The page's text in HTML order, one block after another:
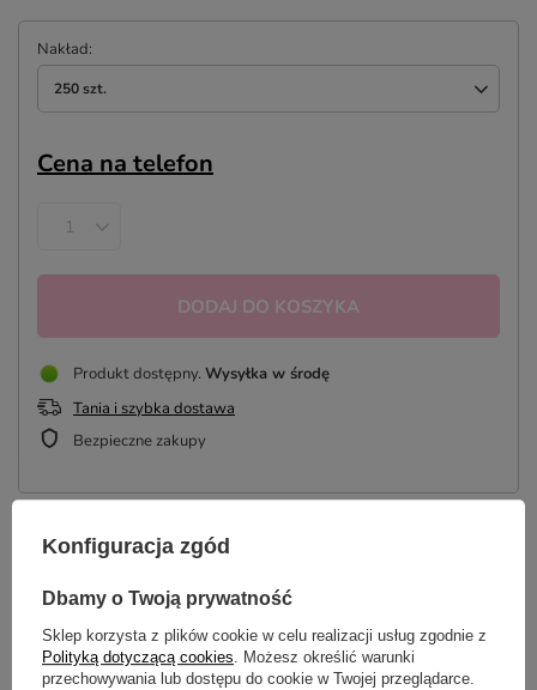
Nakład
250 szt.
Cena na telefon
DODAJ DO KOSZYKA
Produkt dostępny Wysyłka w środę
Tania i szybka dostawa
Bezpieczne zakupy
OPIS
SZCZEGÓŁOWE DANE
DO POBRANIA
Konfiguracja zgód
Dbamy o Twoją prywatność
Sklep korzysta z plików cookie w celu realizacji usług zgodnie z
Polityką dotyczącą cookies. Możesz określić warunki
przechowywania lub dostępu do cookie w Twojej przeglądarce.